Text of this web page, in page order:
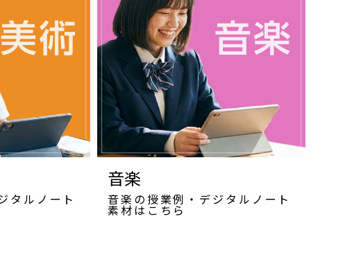
タルノート
音楽
音楽の授業例・デジタルノート
素材はこちら